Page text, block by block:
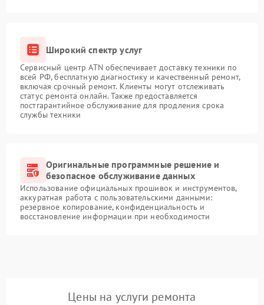
Широкий спектр услуг
Сервисный центр ATN обеспечивает доставку техники по
всей РФ, бесплатную диагностику и качественный ремонт,
включая срочный ремонт. Клиенты могут отслеживать
статус ремонта онлайн. Также предоставляется
постгарантийное обслуживание для продления срока
службы техники
Оригинальные программные решение и
безопасное обслуживание данных
Использование официальных прошивок и инструментов,
аккуратная работа с пользовательскими данными:
резервное копирование, конфиденциальность и
восстановление информации при необходимости
Цены на услуги ремонта